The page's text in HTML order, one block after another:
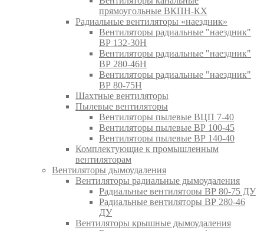
прямоугольные ВКПН-КХ
Радиальные вентиляторы «наездник»
Вентиляторы радиальные "наездник"
ВР 132-30Н
Вентиляторы радиальные "наездник"
ВР 280-46Н
Вентиляторы радиальные "наездник"
ВР 80-75Н
Шахтные вентиляторы
Пылевые вентиляторы
Вентиляторы пылевые ВЦП 7-40
Вентиляторы пылевые ВР 100-45
Вентиляторы пылевые ВР 140-40
Комплектующие к промышленным
вентиляторам
Вентиляторы дымоудаления
Вентиляторы радиальные дымоудаления
Радиальные вентиляторы ВР 80-75 ДУ
Радиальные вентиляторы ВР 280-46
ДУ
Вентиляторы крышные дымоудаления